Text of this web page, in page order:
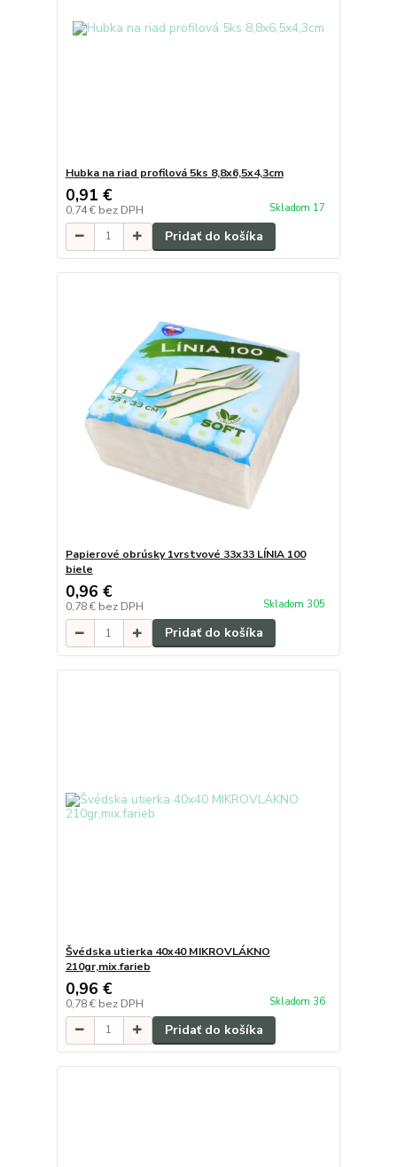
Hubka na riad profilová 5ks 8,8x6,5x4,3cm
0,91 €
0,74 € bez DPH Skladom 17
Pridať do košíka
Papierové obrúsky 1vrstvové 33x33 LÍNIA 100
biele
0,96 €
0,78 € bez DPH Skladom 305
Pridať do košíka
Švédska utierka 40x40 MIKROVLÁKNO
210gr,mix.farieb
0,96 €
0,78 € bez DPH Skladom 36
Pridať do košíka